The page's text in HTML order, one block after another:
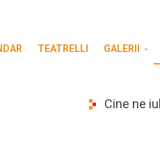
TEATRELLI GALERII
Cine ne